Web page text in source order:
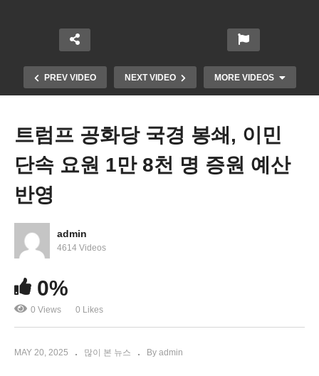
PREV VIDEO NEXT VIDEO MORE VIDEOS
연방대법원 트럼프 베네수엘라 35만 임시보호신분
종료 허용
트럼프 공화당 국경 봉쇄, 이민
단속 요원 1만 8천 명 증원 예산
반영
admin
4614 Videos
0%
0 Views 0 Likes
MAY 20, 2025 많이 본 뉴스 By admin